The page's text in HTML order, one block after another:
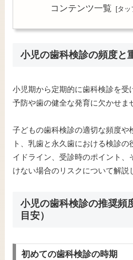
コンテンツ一覧
小児の歯科検診の頻度と
小児期から定期的に歯科検診を受
予防や歯の健全な発育に欠かせま
子どもの歯科検診の適切な頻度や
ト、乳歯と永久歯における検診
イドライン、受診時のポイント、
けない場合のリスクについて解説
小児の歯科検診の推奨頻
目安）
初めての歯科検診の時期